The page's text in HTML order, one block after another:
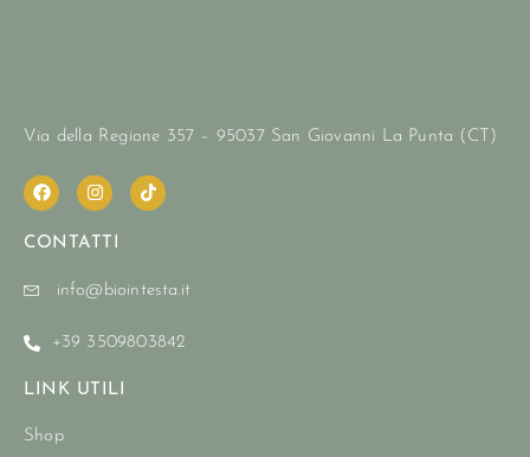
Via della Regione 357 – 95037 San Giovanni La Punta (CT)
CONTATTI
info@biointesta.it
+39 3509803842
LINK UTILI
Shop